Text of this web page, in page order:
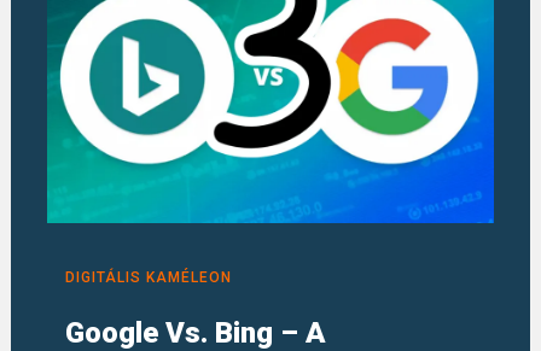
DIGITÁLIS KAMÉLEON
Google Vs. Bing – A